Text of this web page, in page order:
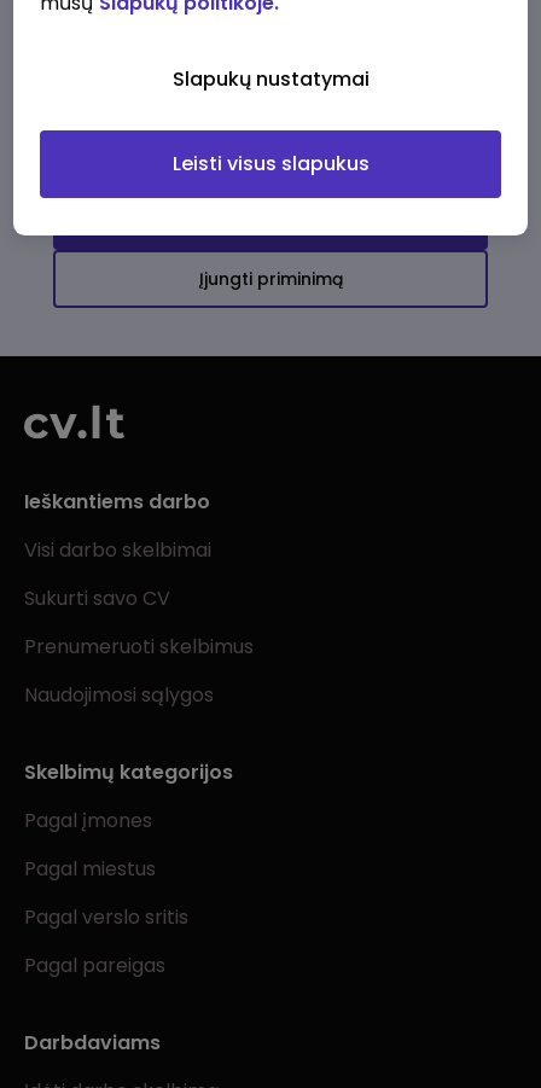
darbo pasiūlymų
Įjungti priminimą
Ieškantiems darbo
Visi darbo skelbimai
Sukurti savo CV
Prenumeruoti skelbimus
Naudojimosi sąlygos
Skelbimų kategorijos
Pagal įmones
Pagal miestus
Pagal verslo sritis
Pagal pareigas
Darbdaviams
Slapukų nustatymai
Leisti visus slapukus